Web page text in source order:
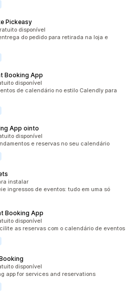
Pickeasy
disponível
do pedido para retirada na loja e
Booking App
disponível
de calendário no estilo Calendly para
App ointo
disponível
e reservas no seu calendário
instalar
ingressos de eventos: tudo em uma só
Booking App
disponível
as reservas com o calendário de eventos
disponível
app for services and reservations